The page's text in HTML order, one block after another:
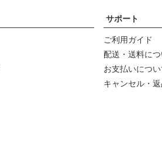
サポート
ご利用ガイド
配送・送料に
お支払いについ
キャンセル・